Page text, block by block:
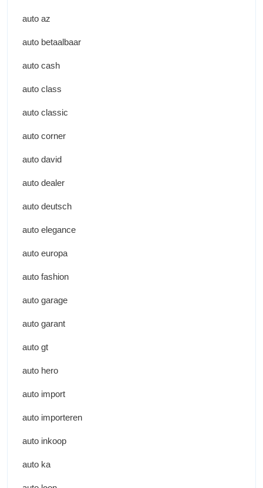
auto az
auto betaalbaar
auto cash
auto class
auto classic
auto corner
auto david
auto dealer
auto deutsch
auto elegance
auto europa
auto fashion
auto garage
auto garant
auto gt
auto hero
auto import
auto importeren
auto inkoop
auto ka